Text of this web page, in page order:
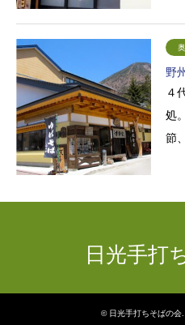
野
４
処
節
日光手打
© 日光手打ちそばの会.